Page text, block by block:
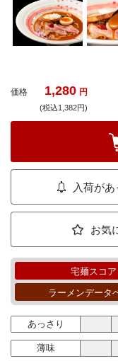
価格 1,280 円
(税込1,382円)
入荷があ
お気
宅麺スコア
ラーメンデータ
あっさり
薄味